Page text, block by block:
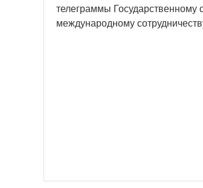
телеграммы
международному